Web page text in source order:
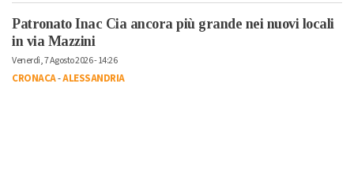
Patronato Inac Cia ancora più grande nei nuovi locali
in via Mazzini
Venerdì, 7 Agosto 2026 - 14:26
CRONACA-ALESSANDRIA